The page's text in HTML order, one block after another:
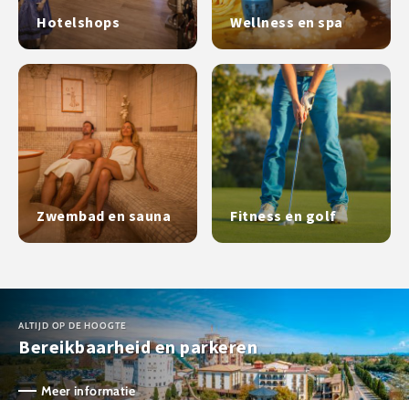
Hotelshops Wellness en spa
Zwembad en sauna Fitness en golf
ALTIJD OP DE HOOGTE
Bereikbaarheid en parkeren
Meer informatie